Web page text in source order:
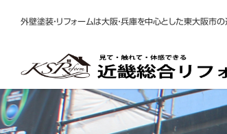
外壁塗装・リフォームは大阪・兵庫を中心とした東大阪市